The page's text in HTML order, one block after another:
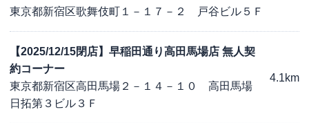
東京都新宿区歌舞伎町１－１７－２ 戸谷ビル５Ｆ
【2025/12/15閉店】早稲田通り高田馬場店 無人契
約コーナー
東京都新宿区高田馬場２－１４－１０ 高田馬場
日拓第３ビル３Ｆ
4.1km